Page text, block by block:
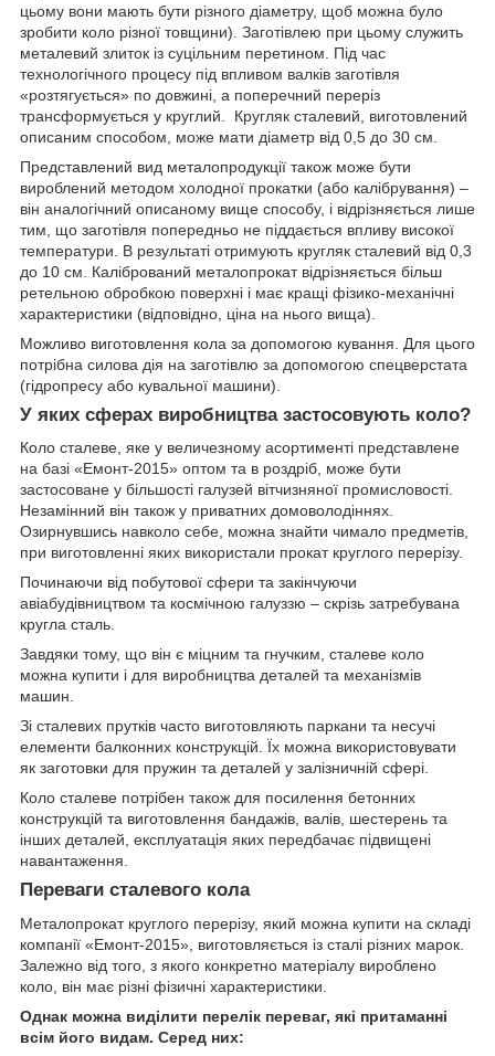
цьому вони мають бути різного діаметру, щоб можна було
зробити коло різної товщини). Заготівлею при цьому служить
металевий злиток із суцільним перетином. Під час
технологічного процесу під впливом валків заготівля
«розтягується» по довжині, а поперечний переріз
трансформується у круглий. Кругляк сталевий, виготовлений
описаним способом, може мати діаметр від 0,5 до 30 см.
Представлений вид металопродукції також може бути
вироблений методом холодної прокатки (або калібрування) –
він аналогічний описаному вище способу, і відрізняється лише
тим, що заготівля попередньо не піддається впливу високої
температури. В результаті отримують кругляк сталевий від 0,3
до 10 см. Калібрований металопрокат відрізняється більш
ретельною обробкою поверхні і має кращі фізико-механічні
характеристики (відповідно, ціна на нього вища).
Можливо виготовлення кола за допомогою кування. Для цього
потрібна силова дія на заготівлю за допомогою спецверстата
(гідропресу або кувальної машини).
У яких сферах виробництва застосовують коло?
Коло сталеве, яке у величезному асортименті представлене
на базі «Емонт-2015» оптом та в роздріб, може бути
застосоване у більшості галузей вітчизняної промисловості.
Незамінний він також у приватних домоволодіннях.
Озирнувшись навколо себе, можна знайти чимало предметів,
при виготовленні яких використали прокат круглого перерізу.
Починаючи від побутової сфери та закінчуючи
авіабудівництвом та космічною галуззю – скрізь затребувана
кругла сталь.
Завдяки тому, що він є міцним та гнучким, сталеве коло
можна купити і для виробництва деталей та механізмів
машин.
Зі сталевих прутків часто виготовляють паркани та несучі
елементи балконних конструкцій. Їх можна використовувати
як заготовки для пружин та деталей у залізничній сфері.
Коло сталеве потрібен також для посилення бетонних
конструкцій та виготовлення бандажів, валів, шестерень та
інших деталей, експлуатація яких передбачає підвищені
навантаження.
Переваги сталевого кола
Металопрокат круглого перерізу, який можна купити на складі
компанії «Емонт-2015», виготовляється із сталі різних марок.
Залежно від того, з якого конкретно матеріалу вироблено
коло, він має різні фізичні характеристики.
Однак можна виділити перелік переваг, які притаманні
всім його видам. Серед них: